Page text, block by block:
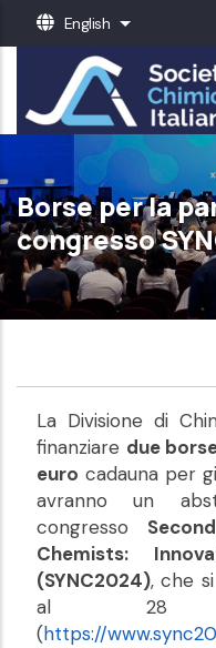
content
English List
Borse per la
congresso
La Divisione di
finanziare due
euro cadauna per
avranno un
congresso
Chemists:
(SYNC2024), che
al 28
(https://